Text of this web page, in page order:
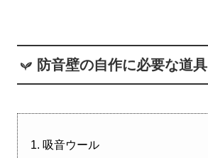
防音壁の自作に必要な道具
吸音ウール